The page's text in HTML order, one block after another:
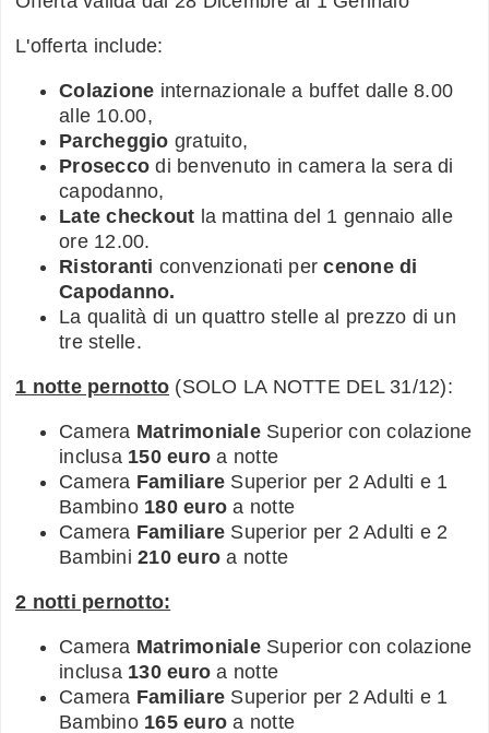
L'offerta include:
Colazione internazionale a buffet dalle 8.00
alle 10.00,
Parcheggio gratuito,
Proseccodi benvenuto in camera la sera di
capodanno,
Late checkout la mattina del 1 gennaio alle
ore 12.00.
Ristoranti convenzionati percenone di
Capodanno.
La qualità di un quattro stelle al prezzo di un
tre stelle.
1 notte pernotto (SOLO LA NOTTE DEL 31/12):
Camera Matrimoniale Superior con colazione
inclusa 150 euro a notte
Camera Familiare Superior per 2 Adulti e 1
Bambino 180 euro a notte
Camera Familiare Superior per 2 Adulti e 2
Bambini 210 euroa notte
2 notti pernotto:
Camera Matrimoniale Superior con colazione
inclusa 130 euro a notte
Camera Familiare Superior per 2 Adulti e 1
Bambino165 euro a notte